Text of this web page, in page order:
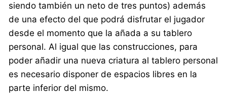
siendo también un neto de tres puntos) además
de una efecto del que podrá disfrutar el jugador
desde el momento que la añada a su tablero
personal. Al igual que las construcciones, para
poder añadir una nueva criatura al tablero personal
es necesario disponer de espacios libres en la
parte inferior del mismo.